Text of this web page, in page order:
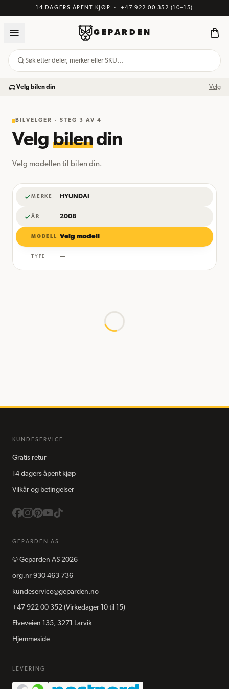
14 DAGERS ÅPENT KJØP · +47 922 00 352 (10–15)
GEPARDEN
Søk etter deler, merker eller SKU…
Velg bilen din Velg
BILVELGER · STEG 3 AV 4
Velg bilendin
Velg modellen til bilen din.
MERKE HYUNDAI
ÅR 2008
MODELL Velg modell
TYPE —
KUNDESERVICE
Gratis retur
14 dagers åpent kjøp
Vilkår og betingelser
GEPARDEN AS
© Geparden AS 2026
org.nr 930 463 736
kundeservice@geparden.no
+47 922 00 352 (Virkedager 10 til 15)
Elveveien 135, 3271 Larvik
Hjemmeside
LEVERING